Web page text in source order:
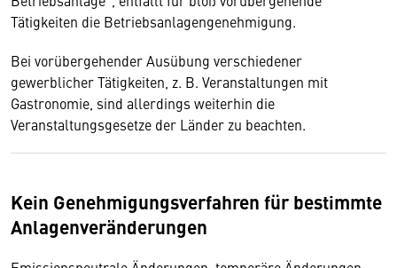
Tätigkeiten die Betriebsanlagengenehmigung.
Bei vorübergehender Ausübung verschiedener
gewerblicher Tätigkeiten, z. B. Veranstaltungen mit
Gastronomie, sind allerdings weiterhin die
Veranstaltungsgesetze der Länder zu beachten.
Kein Genehmigungsverfahren für bestimmte
Anlagenveränderungen